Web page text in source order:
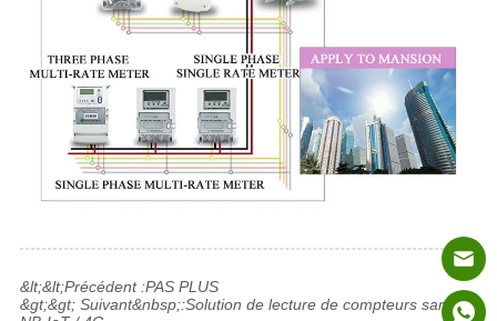
&lt;&lt;Précédent :PAS PLUS
&gt;&gt; Suivant&nbsp;:Solution de lecture de compteurs sans fil